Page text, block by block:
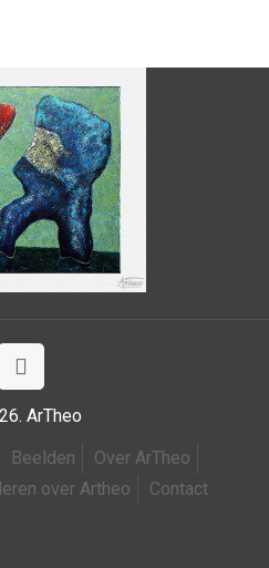
ArTheo
Beelden
Over ArTheo
over Artheo Contact